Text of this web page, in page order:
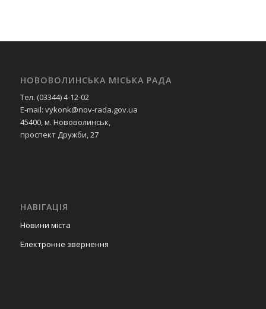
НОВОВОЛИНСЬКА МІСЬКА РАДА
Тел. (03344) 4-12-02
E-mail: vykonk@nov-rada.gov.ua
45400, м. Нововолинськ,
проспект Дружби, 27
НАВІГАЦІЯ
Новини міста
Електронне звернення